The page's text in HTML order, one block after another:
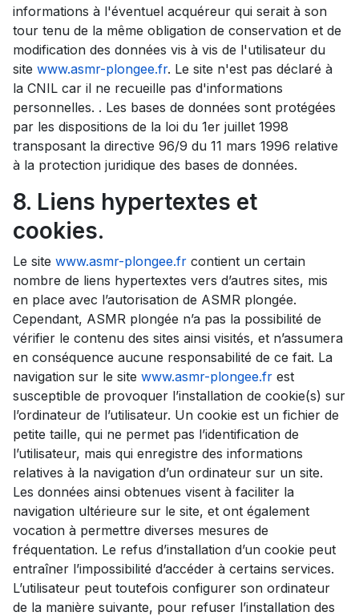
informations à l'éventuel acquéreur qui serait à son
tour tenu de la même obligation de conservation et de
modification des données vis à vis de l'utilisateur du
site www.asmr-plongee.fr. Le site n'est pas déclaré à
la CNIL car il ne recueille pas d'informations
personnelles. . Les bases de données sont protégées
par les dispositions de la loi du 1er juillet 1998
transposant la directive 96/9 du 11 mars 1996 relative
à la protection juridique des bases de données.
8. Liens hypertextes et
cookies.
Le site www.asmr-plongee.fr contient un certain
nombre de liens hypertextes vers d’autres sites, mis
en place avec l’autorisation de ASMR plongée.
Cependant, ASMR plongée n’a pas la possibilité de
vérifier le contenu des sites ainsi visités, et n’assumera
en conséquence aucune responsabilité de ce fait. La
navigation sur le site www.asmr-plongee.fr est
susceptible de provoquer l’installation de cookie(s) sur
l’ordinateur de l’utilisateur. Un cookie est un fichier de
petite taille, qui ne permet pas l’identification de
l’utilisateur, mais qui enregistre des informations
relatives à la navigation d’un ordinateur sur un site.
Les données ainsi obtenues visent à faciliter la
navigation ultérieure sur le site, et ont également
vocation à permettre diverses mesures de
fréquentation. Le refus d’installation d’un cookie peut
entraîner l’impossibilité d’accéder à certains services.
L’utilisateur peut toutefois configurer son ordinateur
de la manière suivante, pour refuser l’installation des